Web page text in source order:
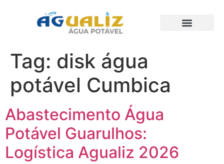
Tag: disk água
potável Cumbica
Abastecimento Água
Potável Guarulhos:
Logística Agualiz 2026